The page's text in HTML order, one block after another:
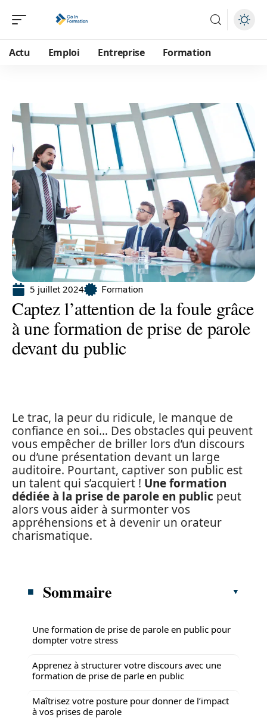
Actu Emploi Entreprise Formation
5 juillet 2024 Formation
Captez l’attention de la foule grâce
à une formation de prise de parole
devant du public
Le trac, la peur du ridicule, le manque de
confiance en soi… Des obstacles qui peuvent
vous empêcher de briller lors d’un discours
ou d’une présentation devant un large
auditoire. Pourtant, captiver son public est
un talent qui s’acquiert ! Une formation
dédiée à la prise de parole en public peut
alors vous aider à surmonter vos
appréhensions et à devenir un orateur
charismatique.
Sommaire
Une formation de prise de parole en public pour
dompter votre stress
Apprenez à structurer votre discours avec une
formation de prise de parle en public
Maîtrisez votre posture pour donner de l’impact
à vos prises de parole